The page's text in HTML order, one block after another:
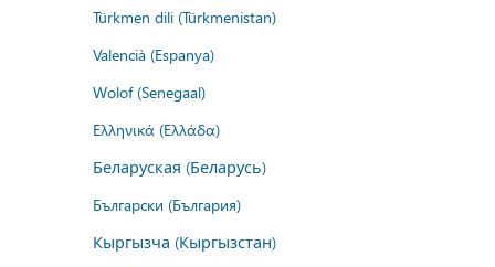
Türkmen dili (Türkmenistan)
Valencià (Espanya)
Wolof (Senegaal)
Ελληνικά (Ελλάδα)
Беларуская (Беларусь)
Български (България)
Кыргызча (Кыргызстан)